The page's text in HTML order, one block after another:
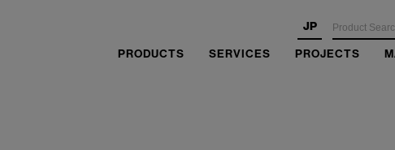
JP
PRODUCTS SERVICES PROJECTS